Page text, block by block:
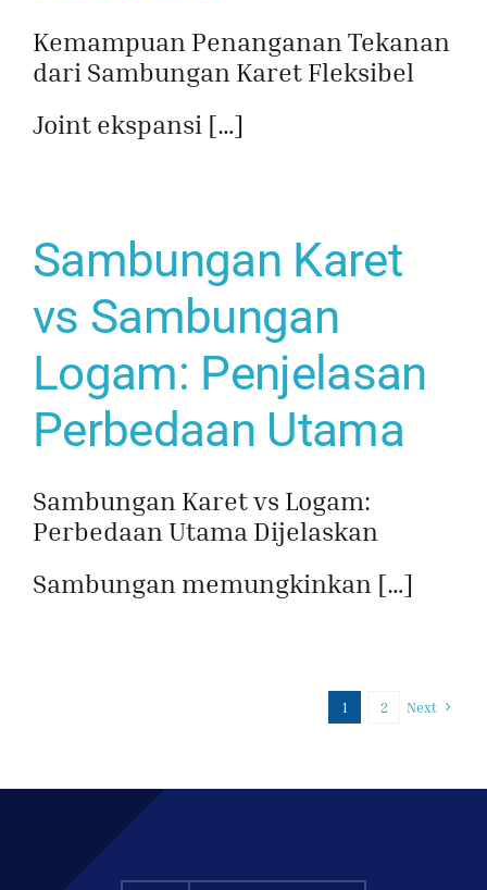
Kemampuan Penanganan Tekanan
dari Sambungan Karet Fleksibel
Joint ekspansi […]
Sambungan Karet
vs Sambungan
Logam: Penjelasan
Perbedaan Utama
Sambungan Karet vs Logam:
Perbedaan Utama Dijelaskan
Sambungan memungkinkan […]
1 2 Next